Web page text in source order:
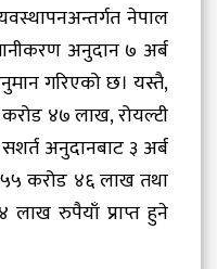
नेपाल
अनुदान ७ अर्ब
गरिएको छ। यस्तै,
४७ लाख, रोयल्टी
अनुदानबाट ३ अर्ब
करोड ४६ लाख तथा
लाख रुपैयाँ प्राप्त हुने